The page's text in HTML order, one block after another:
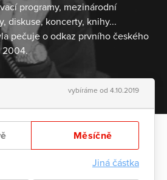
programy, mezinárodní
diskuse, koncerty, knihy...
pečuje o odkaz prvního českého
2004.
vybíráme od 4.10.2019
Měsíčně
Jiná částka